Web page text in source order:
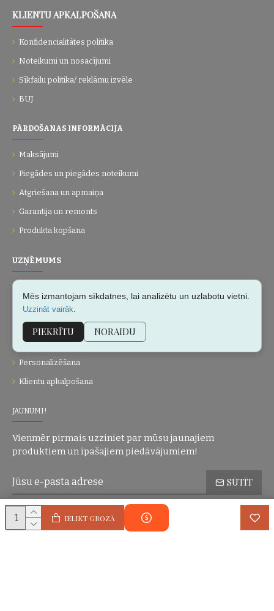
IELIKT GROZĀ
KLIENTU APKALPOŠANA
Konfidencialitātes politika
Noteikumi un nosacījumi
Sīkfailu politika/ reklāmu izvēle
BUJ
PĀRDOŠANAS INFORMĀCIJA
Maksājumi
Piegādes un piegādes noteikumi
Atgriešana un apmaiņa
Garantija un remonts
Produkta kopšana
UZŅĒMUMS
Kontakti
Vietnes karte
Dāvanu kartes
Personalizēšana
Klientu apkalpošana
JAUNUMI!
Vienmēr pirmais uzziniet par mūsu jaunajiem
produktiem un īpašajiem piedāvājumiem!
SŪTĪT
Esmu iepazinies(-usies) ar sadaļu Konfidencialitātes politika
piekrītu visiem minētajiem noteikumiem
Mēs izmantojam sīkdatnes, lai analizētu un uzlabotu vietni.
Uzzināt vairāk
PIEKRĪTU NORAIDU